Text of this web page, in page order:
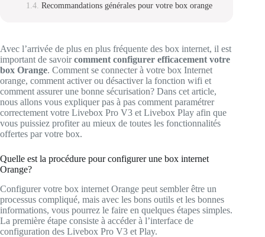
Recommandations générales pour votre box orange
Avec l’arrivée de plus en plus fréquente des box internet, il est
important de savoircomment configurer efficacement votre
box Orange. Comment se connecter à votre box Internet
orange, comment activer ou désactiver la fonction wifi et
comment assurer une bonne sécurisation? Dans cet article,
nous allons vous expliquer pas à pas comment paramétrer
correctement votre Livebox Pro V3 et Livebox Play afin que
vous puissiez profiter au mieux de toutes les fonctionnalités
offertes par votre box.
Quelle est la procédure pour configurer une box internet
Orange?
Configurer votre box internet Orange peut sembler être un
processus compliqué, mais avec les bons outils et les bonnes
informations, vous pourrez le faire en quelques étapes simples.
La première étape consiste à accéder à l’interface de
configuration des Livebox Pro V3 et Play.